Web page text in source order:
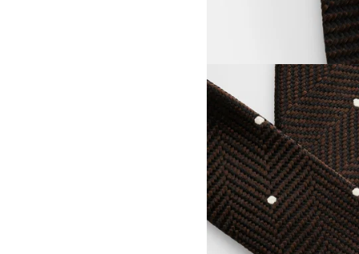
View larger image